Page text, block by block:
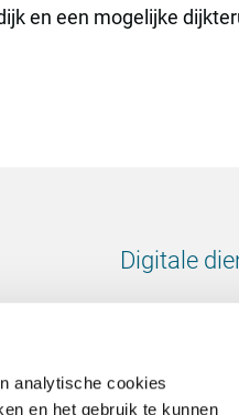
analytische cookies
en het gebruik te kunnen
en een mogelijke
Digitale